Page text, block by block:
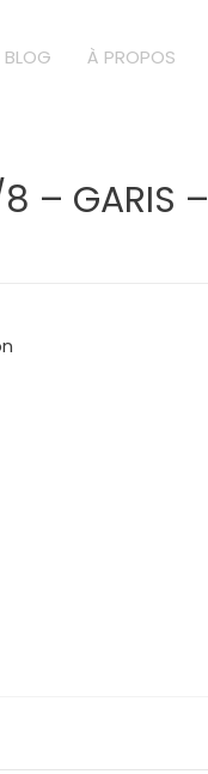
BLOG À PROPOS
– GARIS –